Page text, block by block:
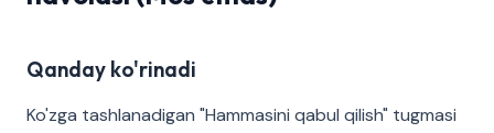
Qanday ko'rinadi
Ko'zga tashlanadigan "Hammasini qabul qilish" tugmasi